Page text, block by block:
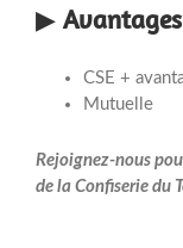
▶
CSE +
Mutuelle
Rejoignez-nous
de la Confiserie du